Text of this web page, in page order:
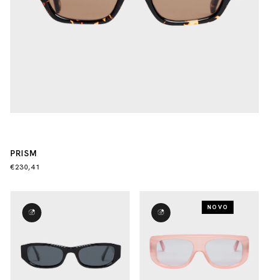
PRISM
€230,41
NOVO